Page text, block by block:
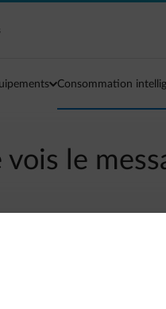
Consommation
vois le